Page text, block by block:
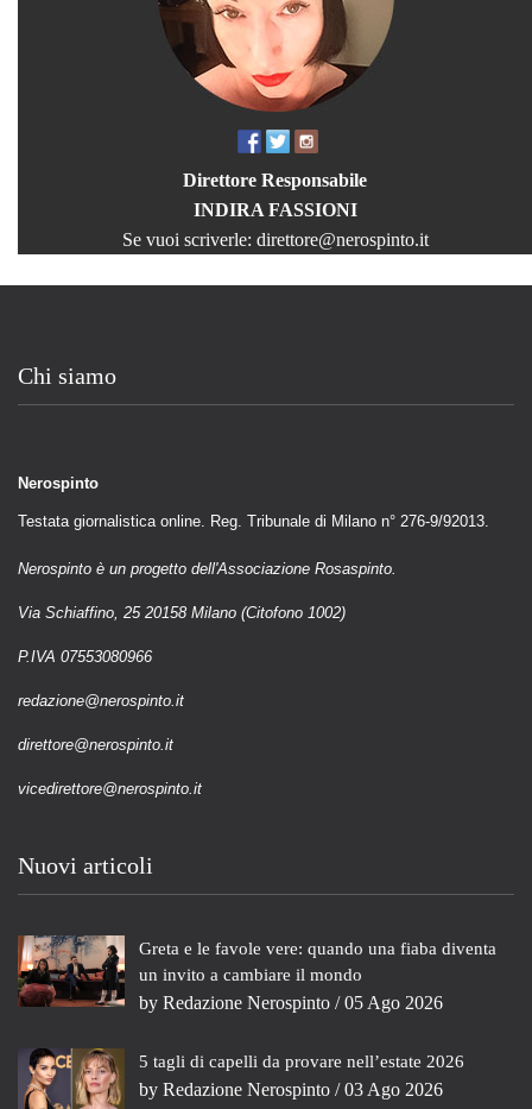
Direttore Responsabile
INDIRA FASSIONI
Se vuoi scriverle: direttore@nerospinto.it
Chi siamo
Nerospinto
Testata giornalistica online. Reg. Tribunale di Milano n° 276-9/92013.
Nerospinto è un progetto dell'Associazione Rosaspinto.
Via Schiaffino, 25 20158 Milano (Citofono 1002)
P.IVA 07553080966
redazione@nerospinto.it
direttore@nerospinto.it
vicedirettore@nerospinto.it
Nuovi articoli
Greta e le favole vere: quando una fiaba diventa
un invito a cambiare il mondo
by Redazione Nerospinto / 05 Ago 2026
5 tagli di capelli da provare nell’estate 2026
by Redazione Nerospinto / 03 Ago 2026